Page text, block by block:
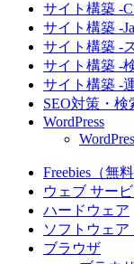
サイト構築 -
サイト構築 -
サイト構築 -
サイト構築 -
サイト構築 -
SEO対策・検
WordPress
Freebies（無
ウェブ サー
ハードウェア
ソフトウェ
ブラウザ